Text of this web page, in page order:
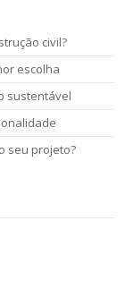
civil?
escolha
sustentável
seu projeto?